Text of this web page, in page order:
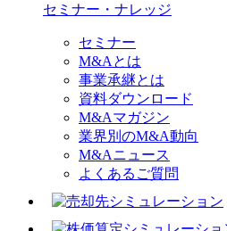
セミナー・ナレッジ
セミナー
M&Aとは
事業承継とは
資料ダウンロード
M&Aマガジン
業界別のM&A動向
M&Aニュース
よくあるご質問